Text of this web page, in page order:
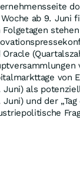
ab 9. Juni
Folgetagen
Oracle
von
Juni) als
Juni) und der